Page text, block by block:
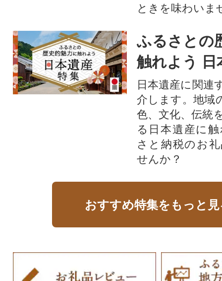
ときを味わいま
ふるさとの
触れよう 日
日本遺産に関連
介します。地域
色、文化、伝統
る日本遺産に
さと納税のお
せんか？​​​
おすすめ特集をもっと